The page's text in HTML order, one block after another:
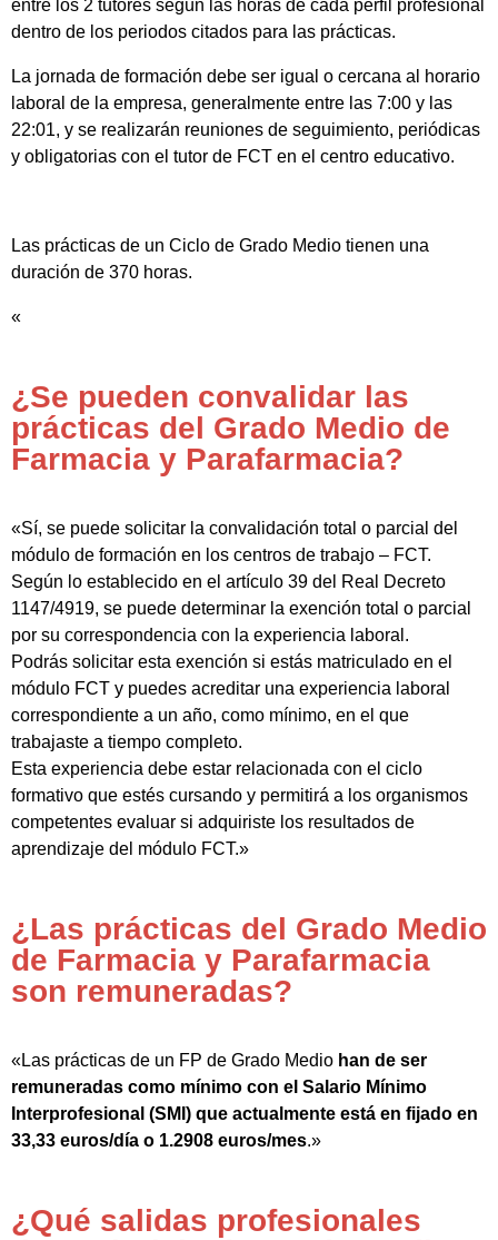
entre los 2 tutores según las horas de cada perfil profesional
dentro de los periodos citados para las prácticas.
La jornada de formación debe ser igual o cercana al horario
laboral de la empresa, generalmente entre las 7:00 y las
22:01, y se realizarán reuniones de seguimiento, periódicas
y obligatorias con el tutor de FCT en el centro educativo.
Las prácticas de un Ciclo de Grado Medio tienen una
duración de 370 horas.
«
¿Se pueden convalidar las
prácticas del Grado Medio de
Farmacia y Parafarmacia?
«Sí, se puede solicitar la convalidación total o parcial del
módulo de formación en los centros de trabajo – FCT.
Según lo establecido en el artículo 39 del Real Decreto
1147/4919, se puede determinar la exención total o parcial
por su correspondencia con la experiencia laboral.
Podrás solicitar esta exención si estás matriculado en el
módulo FCT y puedes acreditar una experiencia laboral
correspondiente a un año, como mínimo, en el que
trabajaste a tiempo completo.
Esta experiencia debe estar relacionada con el ciclo
formativo que estés cursando y permitirá a los organismos
competentes evaluar si adquiriste los resultados de
aprendizaje del módulo FCT.»
¿Las prácticas del Grado Medio
de Farmacia y Parafarmacia
son remuneradas?
«Las prácticas de un FP de Grado Medio han de ser
remuneradas como mínimo con el Salario Mínimo
Interprofesional (SMI) que actualmente está en fijado en
33,33 euros/día o 1.2908 euros/mes.»
¿Qué salidas profesionales